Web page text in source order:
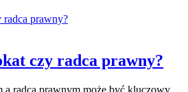
czy radca prawny?
a radcą prawnym może być kluczowy